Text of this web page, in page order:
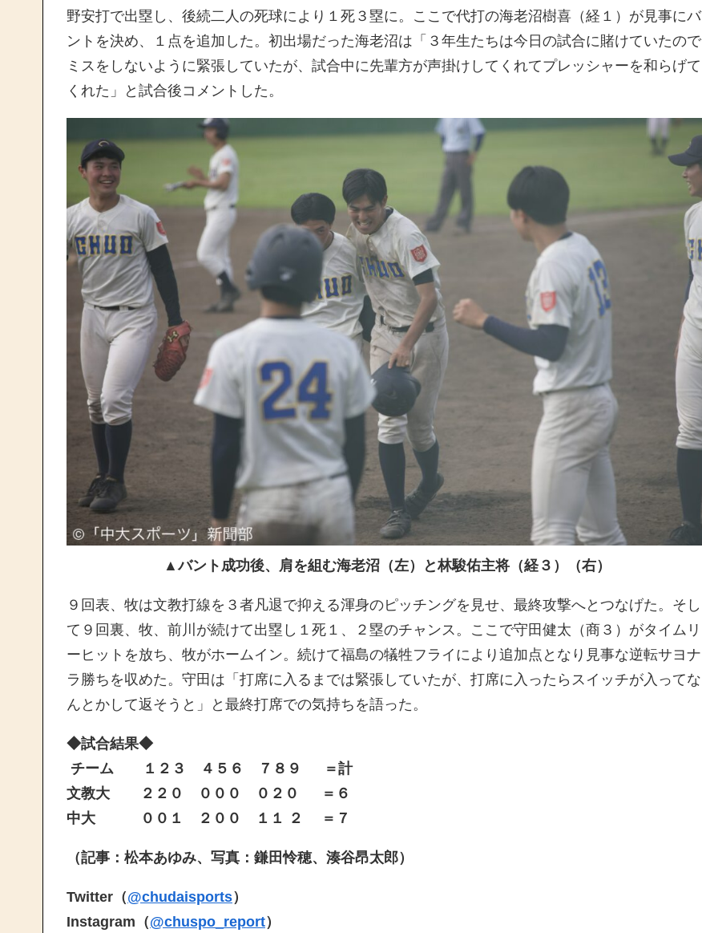
野安打で出塁し、後続二人の死球により１死３塁に。ここで代打の海老沼樹喜（経１）が見事にバ
ントを決め、１点を追加した。初出場だった海老沼は「３年生たちは今日の試合に賭けていたので
ミスをしないように緊張していたが、試合中に先輩方が声掛けしてくれてプレッシャーを和らげて
くれた」と試合後コメントした。
▲バント成功後、肩を組む海老沼（左）と林駿佑主将（経３）（右）
９回表、牧は文教打線を３者凡退で抑える渾身のピッチングを見せ、最終攻撃へとつなげた。そし
て９回裏、牧、前川が続けて出塁し１死１、２塁のチャンス。ここで守田健太（商３）がタイムリ
ーヒットを放ち、牧がホームイン。続けて福島の犠牲フライにより追加点となり見事な逆転サヨナ
ラ勝ちを収めた。守田は「打席に入るまでは緊張していたが、打席に入ったらスイッチが入ってな
んとかして返そうと」と最終打席での気持ちを語った。
◆試合結果◆
チーム １２３ ４５６ ７８９ ＝計
文教大 ２２０ ０００ ０２０ ＝６
中大 ００１ ２００ １１ ２ ＝７
（記事：松本あゆみ、写真：鎌田怜穂、湊谷昂太郎）
Twitter（@chudaisports）
Instagram（@chuspo_report）